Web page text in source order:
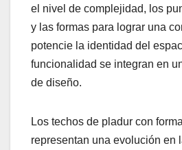
el nivel de complejidad, los
y las formas para lograr una
potencie la identidad del
funcionalidad se integran en
de diseño.
Los techos de pladur con
representan una evolución en